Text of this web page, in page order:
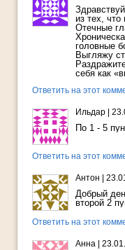
из тех,
Отечные
головные
Выгляжу
себя как
Ответить на этот
Ильдар
По 1 - 5
Ответить на этот
Антон
Добрый
второй 2
Ответить на этот
Анна